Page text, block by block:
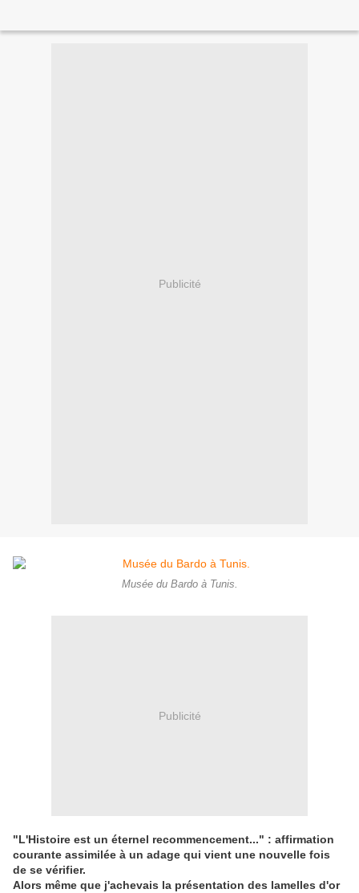
Publicité
Musée du Bardo à Tunis.
Publicité
"L'Histoire est un éternel recommencement..." : affirmation
courante assimilée à un adage qui vient une nouvelle fois
de se vérifier.
Alors même que j'achevais la présentation des lamelles d'or